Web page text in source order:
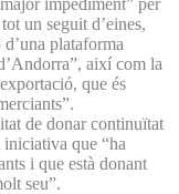
un seguit d’eines,
plataforma
així com la
que és
de donar continuïtat
iniciativa que “ha
i que està donant
seu”.